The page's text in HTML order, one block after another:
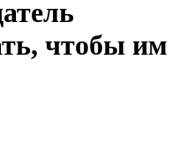
чтобы им